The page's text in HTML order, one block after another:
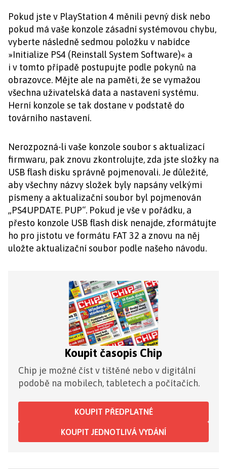
Pokud jste v PlayStation 4 měnili pevný disk nebo
pokud má vaše konzole zásadní systémovou chybu,
vyberte následně sedmou položku v nabídce
»Initialize PS4 (Reinstall System Software)« a
i v tomto případě postupujte podle pokynů na
obrazovce. Mějte ale na paměti, že se vymažou
všechna uživatelská data a nastavení systému.
Herní konzole se tak dostane v podstatě do
továrního nastavení.
Nerozpozná-li vaše konzole soubor s aktualizací
firmwaru, pak znovu zkontrolujte, zda jste složky na
USB flash disku správně pojmenovali. Je důležité,
aby všechny názvy složek byly napsány velkými
písmeny a aktualizační soubor byl pojmenován
„PS4UPDATE. PUP“. Pokud je vše v pořádku, a
přesto konzole USB flash disk nenajde, zformátujte
ho pro jistotu ve formátu FAT 32 a znovu na něj
uložte aktualizační soubor podle našeho návodu.
Koupit časopis Chip
Chip je možné číst v tištěné nebo v digitální
podobě na mobilech, tabletech a počítačích.
KOUPIT PŘEDPLATNÉ
KOUPIT JEDNOTLIVÁ VYDÁNÍ